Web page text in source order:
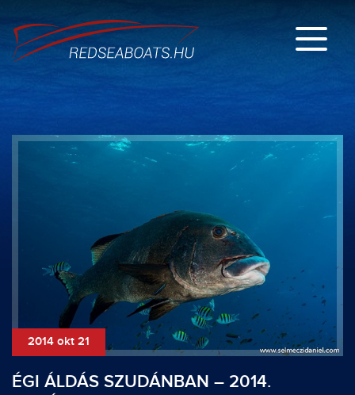
2014 okt 21
ÉGI ÁLDÁS SZUDÁNBAN – 2014.